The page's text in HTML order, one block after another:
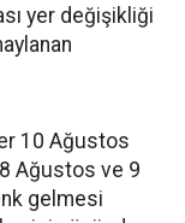
yer değişikliği
10 Ağustos
Ağustos ve 9
gelmesi